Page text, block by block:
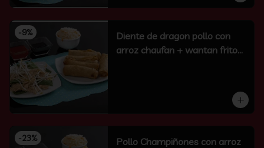
-9%
Diente de dragon pollo con
arroz chaufan + wantan frito
-23%
Pollo Champiñones con arroz